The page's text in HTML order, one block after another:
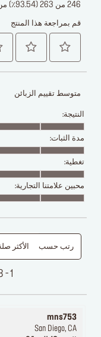
246 من 263 (93.54٪) من المراجعين ينصحون بهذا المنتج
قم بمراجعة هذا المنتج
متوسط تقييم الزبائن
النتيجة:
مدة الثبات:
تغطية:
محبين علامتنا التجارية:
1 - 8 من 375 المراجعات
رتب حسب الأكثر
mns753
San Diego, CA